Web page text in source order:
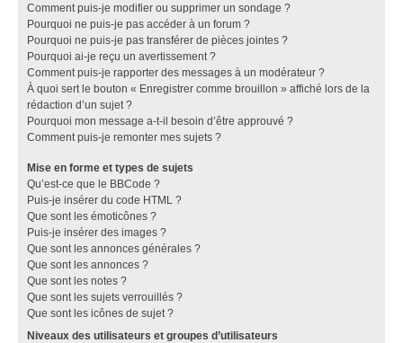
Comment puis-je modifier ou supprimer un sondage ?
Pourquoi ne puis-je pas accéder à un forum ?
Pourquoi ne puis-je pas transférer de pièces jointes ?
Pourquoi ai-je reçu un avertissement ?
Comment puis-je rapporter des messages à un modérateur ?
À quoi sert le bouton « Enregistrer comme brouillon » affiché lors de la
rédaction d’un sujet ?
Pourquoi mon message a-t-il besoin d’être approuvé ?
Comment puis-je remonter mes sujets ?
Mise en forme et types de sujets
Qu’est-ce que le BBCode ?
Puis-je insérer du code HTML ?
Que sont les émoticônes ?
Puis-je insérer des images ?
Que sont les annonces générales ?
Que sont les annonces ?
Que sont les notes ?
Que sont les sujets verrouillés ?
Que sont les icônes de sujet ?
Niveaux des utilisateurs et groupes d’utilisateurs